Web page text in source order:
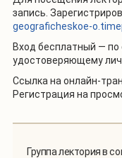
запись.
geograficheskoe-
Вход бесплатный — по
удостоверяющему
Ссылка на онлайн-
Регистрация на
Группа лектория в